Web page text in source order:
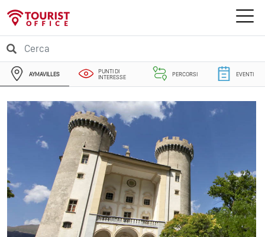
AYMAVILLES
PUNTI DI
INTERESSE
PERCORSI EVENTI